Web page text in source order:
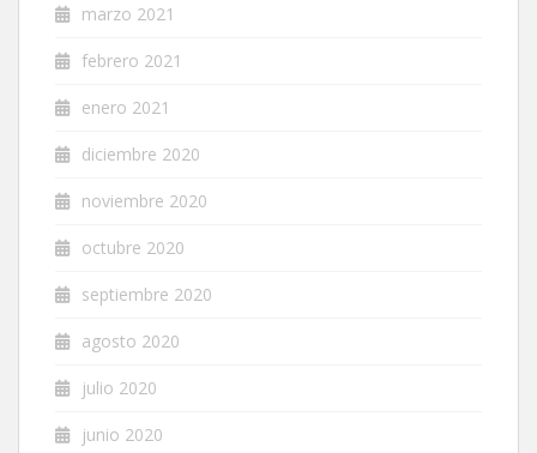
marzo 2021
febrero 2021
enero 2021
diciembre 2020
noviembre 2020
octubre 2020
septiembre 2020
agosto 2020
julio 2020
junio 2020